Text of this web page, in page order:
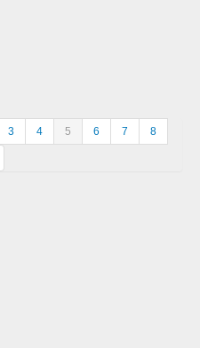
3 4 5 6 7 8